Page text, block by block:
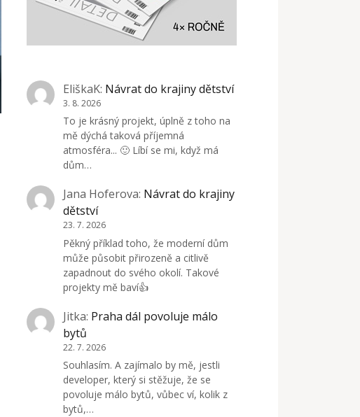
EliškaK: Návrat do krajiny dětství
3. 8. 2026
To je krásný projekt, úplně z toho na
mě dýchá taková příjemná
atmosféra... 🙂 Líbí se mi, když má
dům…
Jana Hoferova: Návrat do krajiny
dětství
23. 7. 2026
Pěkný příklad toho, že moderní dům
může působit přirozeně a citlivě
zapadnout do svého okolí. Takové
projekty mě baví👍
Jitka: Praha dál povoluje málo
bytů
22. 7. 2026
Souhlasím. A zajímalo by mě, jestli
developer, který si stěžuje, že se
povoluje málo bytů, vůbec ví, kolik z
bytů,…